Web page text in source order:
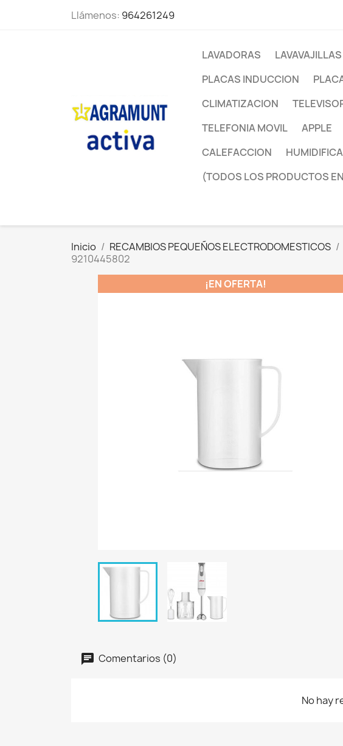
Llámenos: 964261249
LAVADORAS LAVAVAJILLAS
PLACAS INDUCCION
CLIMATIZACION
TELEFONIA MOVIL
APPLE
CALEFACCION
(TODOS LOS PRODUCTOS
Inicio RECAMBIOS PEQUEÑOS ELECTRODOMESTICOS
9210445802
¡EN OFERTA!
Comentarios (0)
No hay